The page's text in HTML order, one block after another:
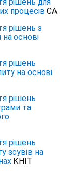
процесів СА
рішень з
на основі
рішень
на основі
рішень
та
рішень
зсувів на
КНІТ